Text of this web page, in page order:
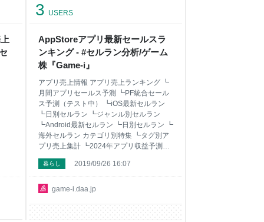
AppStoreアプリ最新セールスラ
ンキング - #セルラン分析/ゲーム
株『Game-i』
3 USERS
game-i.daa.jp
アプリ売上情報 アプリ売上ランキング ┗
月間アプリセールス予測 ┗PF統合セール
ス予測（テスト中） ┗iOS最新セルラン
┗日別セルラン ┗ジャンル別セルラン
┗Android最新セルラン ┗日別セルラン ┗
海外セルラン カテゴリ別特集 ┗タグ別ア
プリ売上集計 ┗2024年アプリ収益予測
new! ┗アプリ公式ツイッター人気集計 ┗
人気アプリガチャ別売上分析 ┗歴代セル
アプリ配信情報 ┗無料人気ランキング ┗
暮らし 2019/09/26 16:07